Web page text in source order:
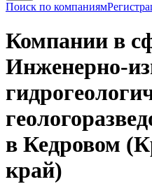
Поиск по компаниям
Компании в
Инженерно-
в Кедровом
край)